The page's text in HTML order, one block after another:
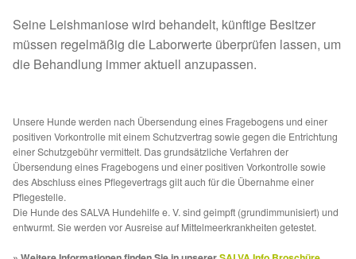
Schutzgebühr
Unsere Notnasen
Notnasen in Deutschland
Notnasen noch im Ausland
Notnasen mit Handicap
Seine Leishmaniose wird behandelt, künftige Besitzer
müssen regelmäßig die Laborwerte überprüfen lassen, um
die Behandlung immer aktuell anzupassen.
Unsere Hunde werden nach Übersendung eines Fragebogens und einer
positiven Vorkontrolle mit einem Schutzvertrag sowie gegen die Entrichtung
einer Schutzgebühr vermittelt. Das grundsätzliche Verfahren der
Übersendung eines Fragebogens und einer positiven Vorkontrolle sowie
des Abschluss eines Pflegevertrags gilt auch für die Übernahme einer
Pflegestelle.
Die Hunde des SALVA Hundehilfe e. V. sind geimpft (grundimmunisiert) und
entwurmt. Sie werden vor Ausreise auf Mittelmeerkrankheiten getestet.